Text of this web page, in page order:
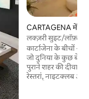
CARTAGENA में
लक्ज़री सुइट/लॉफ़्ट
कार्टाजेना के बीचों -
जो दुनिया के कुछ
पुराने शहर की
रेस्तरां, नाइटक्लब